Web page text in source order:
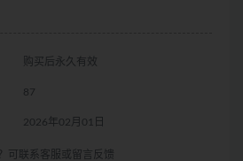
购买后永久有效
87
2026年02月01日
可联系客服或留言反馈